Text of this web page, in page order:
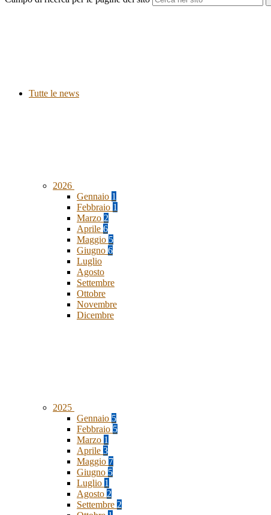
Tutte le news
2026
Gennaio 1
Febbraio 1
Marzo 2
Aprile 6
Maggio 5
Giugno 6
Luglio
Agosto
Settembre
Ottobre
Novembre
Dicembre
2025
Gennaio 5
Febbraio 5
Marzo 1
Aprile 3
Maggio 7
Giugno 5
Luglio 1
Agosto 2
Settembre 2